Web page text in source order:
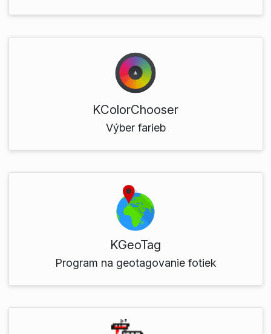
KColorChooser
Výber farieb
KGeoTag
Program na geotagovanie fotiek